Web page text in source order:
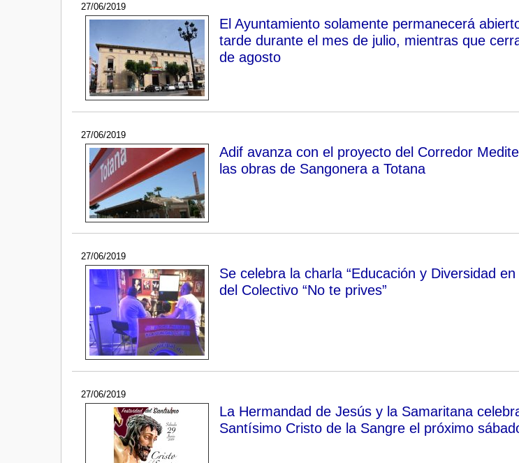
27/06/2019
El Ayuntamiento solamente permanecerá
tarde durante el mes de julio, mientras que
de agosto
27/06/2019
Adif avanza con el proyecto del Corredor
las obras de Sangonera a Totana
27/06/2019
Se celebra la charla “Educación y Diversidad
del Colectivo “No te prives”
27/06/2019
La Hermandad de Jesús y la Samaritana
Santísimo Cristo de la Sangre el próximo